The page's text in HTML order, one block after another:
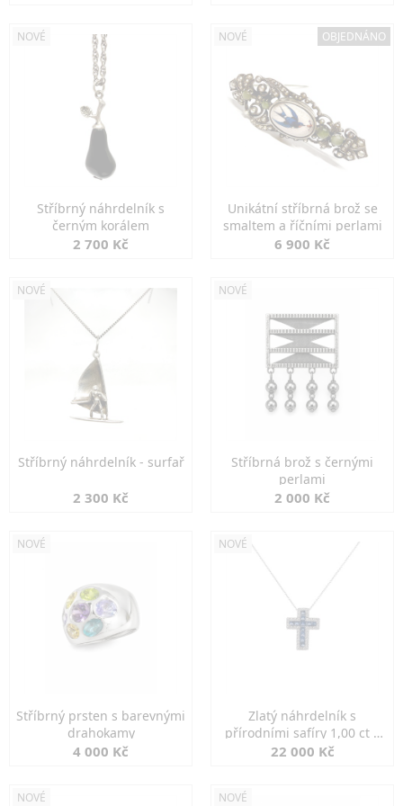
NOVÉ
Stříbrný náhrdelník s
černým korálem
2 700 Kč
NOVÉ OBJEDNÁNO
Unikátní stříbrná brož se
smaltem a říčními perlami
6 900 Kč
NOVÉ
Stříbrný náhrdelník - surfař
2 300 Kč
NOVÉ
Stříbrná brož s černými
perlami
2 000 Kč
NOVÉ
Stříbrný prsten s barevnými
drahokamy
4 000 Kč
NOVÉ
Zlatý náhrdelník s
přírodními safíry 1,00 ct a
diamanty
22 000 Kč
NOVÉ NOVÉ